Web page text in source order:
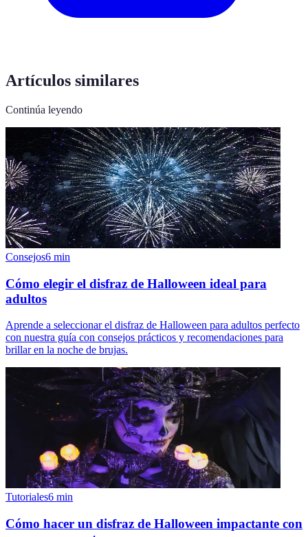
Artículos similares
Continúa leyendo
Consejos6 min
Cómo elegir el disfraz de Halloween ideal para
adultos
Aprende a seleccionar el disfraz de Halloween para adultos perfecto
con nuestra guía con consejos prácticos y recomendaciones para
brillar en la noche de brujas.
Tutoriales6 min
Cómo hacer un disfraz de Halloween impactante con